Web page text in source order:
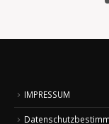
IMPRESSUM